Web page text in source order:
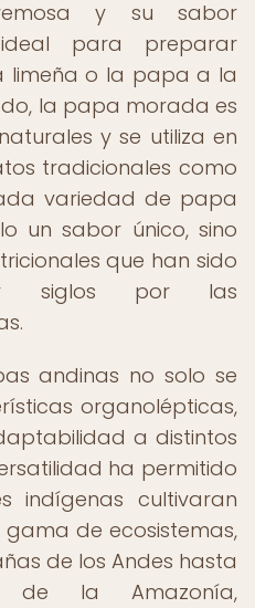
y su sabor
para preparar
limeña o la papa a la
la papa morada es
y se utiliza en
tradicionales como
variedad de papa
un sabor único, sino
que han sido
siglos por las
andinas no solo se
organolépticas,
a distintos
ha permitido
indígenas cultivaran
de ecosistemas,
de los Andes hasta
la Amazonía,